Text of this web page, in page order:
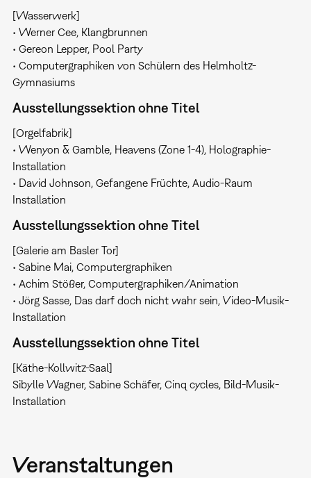
[Wasserwerk]
• Werner Cee, Klangbrunnen
• Gereon Lepper, Pool Party
• Computergraphiken von Schülern des Helmholtz-
Gymnasiums
Ausstellungssektion ohne Titel
[Orgelfabrik]
• Wenyon & Gamble, Heavens (Zone 1-4), Holographie-
Installation
• David Johnson, Gefangene Früchte, Audio-Raum
Installation
Ausstellungssektion ohne Titel
[Galerie am Basler Tor]
• Sabine Mai, Computergraphiken
• Achim Stößer, Computergraphiken/Animation
• Jörg Sasse, Das darf doch nicht wahr sein, Video-Musik-
Installation
Ausstellungssektion ohne Titel
[Käthe-Kollwitz-Saal]
Sibylle Wagner, Sabine Schäfer, Cinq cycles, Bild-Musik-
Installation
Veranstaltungen